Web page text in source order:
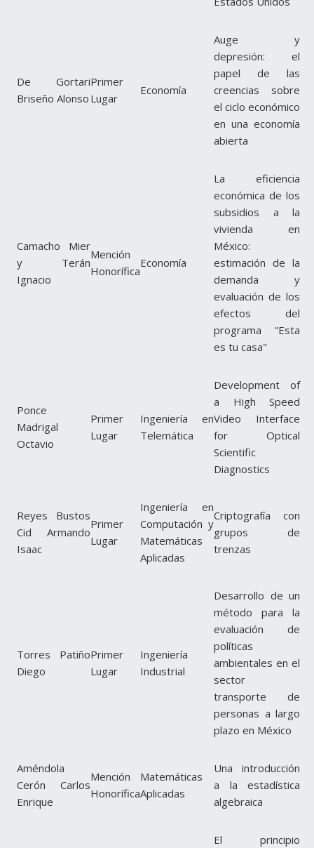
De Gortari
Briseño Alonso
Primer
Lugar
Economía
Auge y
depresión: el
papel de las
creencias sobre
el ciclo económico
en una economía
abierta
Camacho Mier
y Terán
Ignacio
Mención
Honorífica
Economía
La eficiencia
económica de los
subsidios a la
vivienda en
México:
estimación de la
demanda y
evaluación de los
efectos del
programa "Esta
es tu casa"
Ponce
Madrigal
Octavio
Primer
Lugar
Ingeniería en
Telemática
Development of
a High Speed
Video Interface
for Optical
Scientific
Diagnostics
Reyes Bustos
Cid Armando
Isaac
Primer
Lugar
Ingeniería en
Computación y
Matemáticas
Aplicadas
Criptografía con
grupos de
trenzas
Torres Patiño
Diego
Primer
Lugar
Ingeniería
Industrial
Desarrollo de un
método para la
evaluación de
políticas
ambientales en el
sector
transporte de
personas a largo
plazo en México
Améndola
Cerón Carlos
Enrique
Mención
Honorífica
Matemáticas
Aplicadas
Una introducción
a la estadística
algebraica
El principio